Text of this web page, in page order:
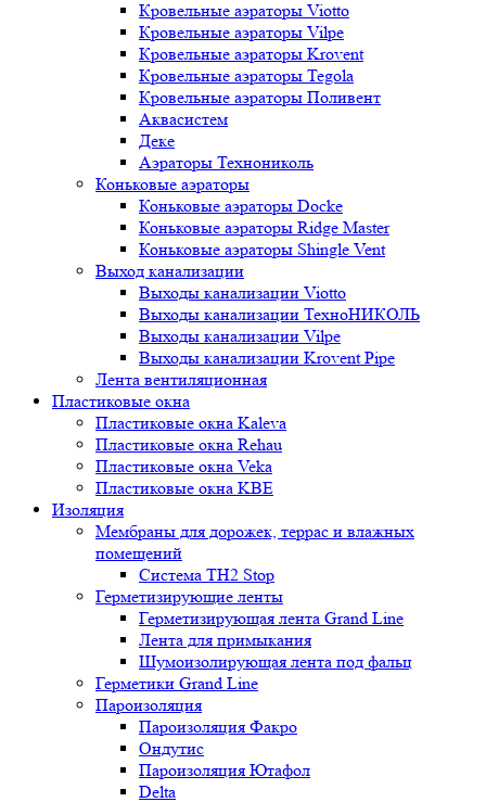
Кровельные аэраторы Viotto
Кровельные аэраторы Vilpe
Кровельные аэраторы Krovent
Кровельные аэраторы Tegola
Кровельные аэраторы Поливент
Аквасистем
Деке
Аэраторы Технониколь
Коньковые аэраторы
Коньковые аэраторы Docke
Коньковые аэраторы Ridge Master
Коньковые аэраторы Shingle Vent
Выход канализации
Выходы канализации Viotto
Выходы канализации ТехноНИКОЛЬ
Выходы канализации Vilpe
Выходы канализации Krovent Pipe
Лента вентиляционная
Пластиковые окна
Пластиковые окна Kaleva
Пластиковые окна Rehau
Пластиковые окна Veka
Пластиковые окна KBE
Изоляция
Мембраны для дорожек, террас и влажных
помещений
Система TH2 Stop
Герметизирующие ленты
Герметизирующая лента Grand Line
Лента для примыкания
Шумоизолирующая лента под фальц
Герметики Grand Line
Пароизоляция
Пароизоляция Факро
Ондутис
Пароизоляция Ютафол
Delta